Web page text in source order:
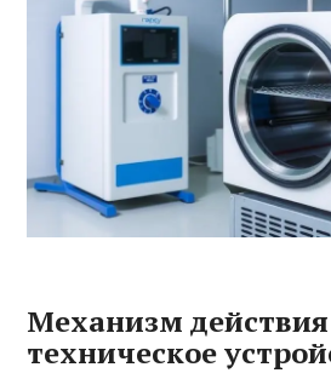
Механизм
техническое